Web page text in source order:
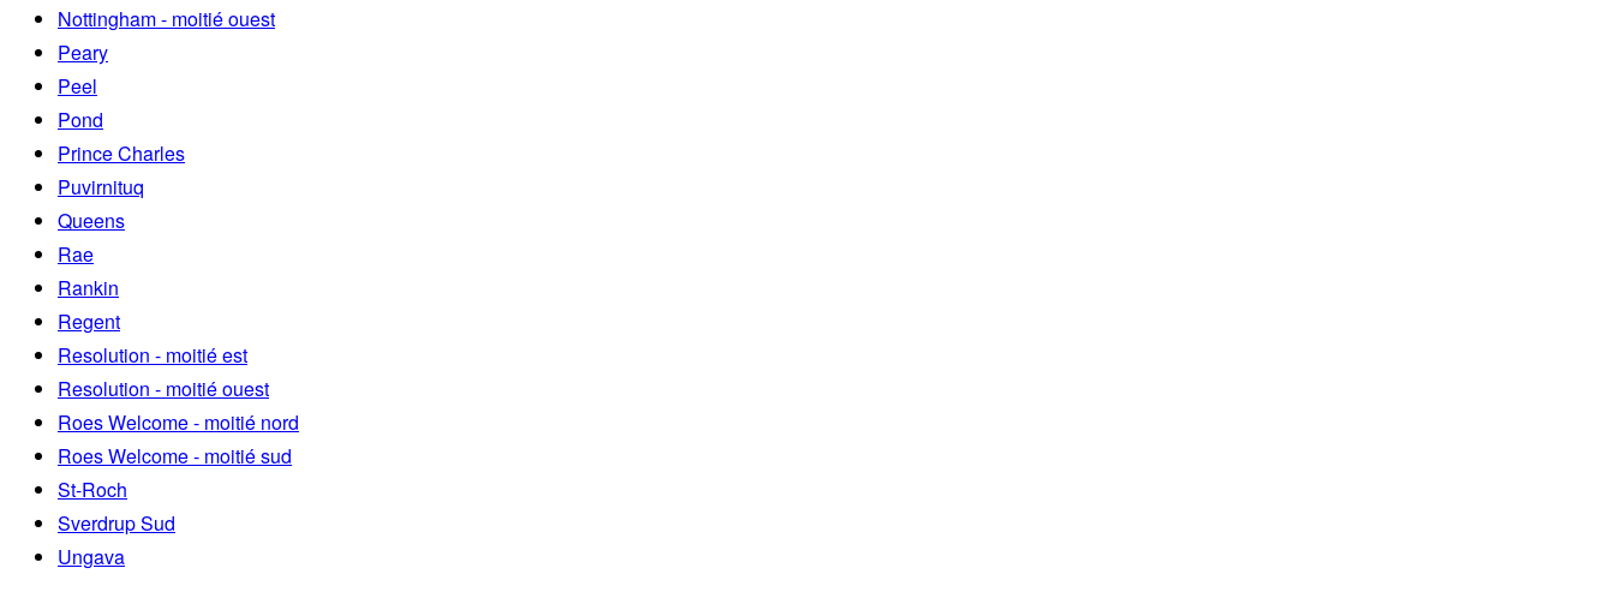
Nottingham - moitié ouest
Peary
Peel
Pond
Prince Charles
Puvirnituq
Queens
Rae
Rankin
Regent
Resolution - moitié est
Resolution - moitié ouest
Roes Welcome - moitié nord
Roes Welcome - moitié sud
St-Roch
Sverdrup Sud
Ungava